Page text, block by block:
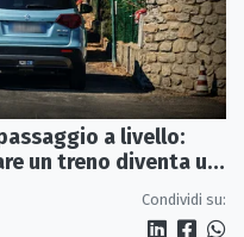
a livello:
un treno diventa un
Condividi su: